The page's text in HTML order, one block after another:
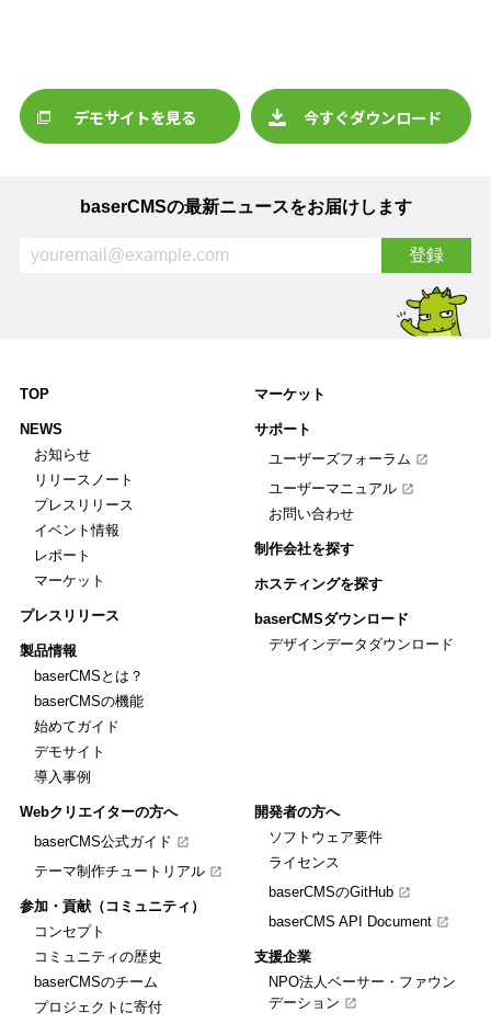
デモサイトを見る 今すぐダウンロード
baserCMSの最新ニュースをお届けします
TOP
NEWS
お知らせ
リリースノート
プレスリリース
イベント情報
レポート
マーケット
プレスリリース
製品情報
baserCMSとは？
baserCMSの機能
始めてガイド
デモサイト
導入事例
マーケット
サポート
ユーザーズフォーラム
ユーザーマニュアル
お問い合わせ
制作会社を探す
ホスティングを探す
baserCMSダウンロード
デザインデータダウンロード
Webクリエイターの方へ
baserCMS公式ガイド
テーマ制作チュートリアル
参加・貢献（コミュニティ）
コンセプト
コミュニティの歴史
baserCMSのチーム
プロジェクトに寄付
開発者の方へ
ソフトウェア要件
ライセンス
baserCMSのGitHub
baserCMS API Document
支援企業
NPO法人ベーサー・ファウン
デーション